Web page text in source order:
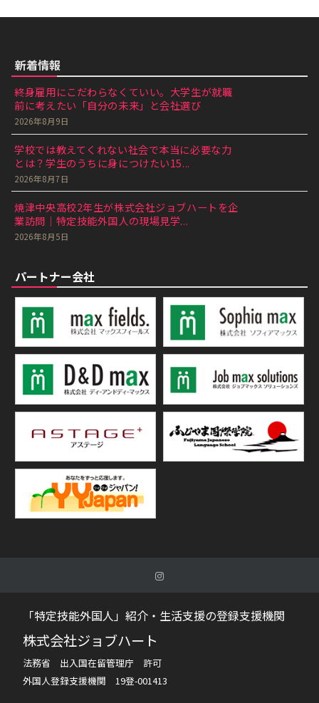
新着情報
終身雇用にこだわらなくていい。大学生が就職
前に考えたい「自分の未来」と会社選び
2026年8月9日
学校では教えてくれない社会で本当に必要な力
とは？学生のうちに身につけたい15...
2026年8月7日
焼津中央高校2年生が株式会社ジョブハートを企
業訪問｜特定技能外国人の現場見学...
2026年8月5日
パートナー会社
「特定技能外国人」紹介・生活支援の登録支援機関
株式会社ジョブハート
法務省 出入国在留管理庁 許可
外国人登録支援機関 19登-001413